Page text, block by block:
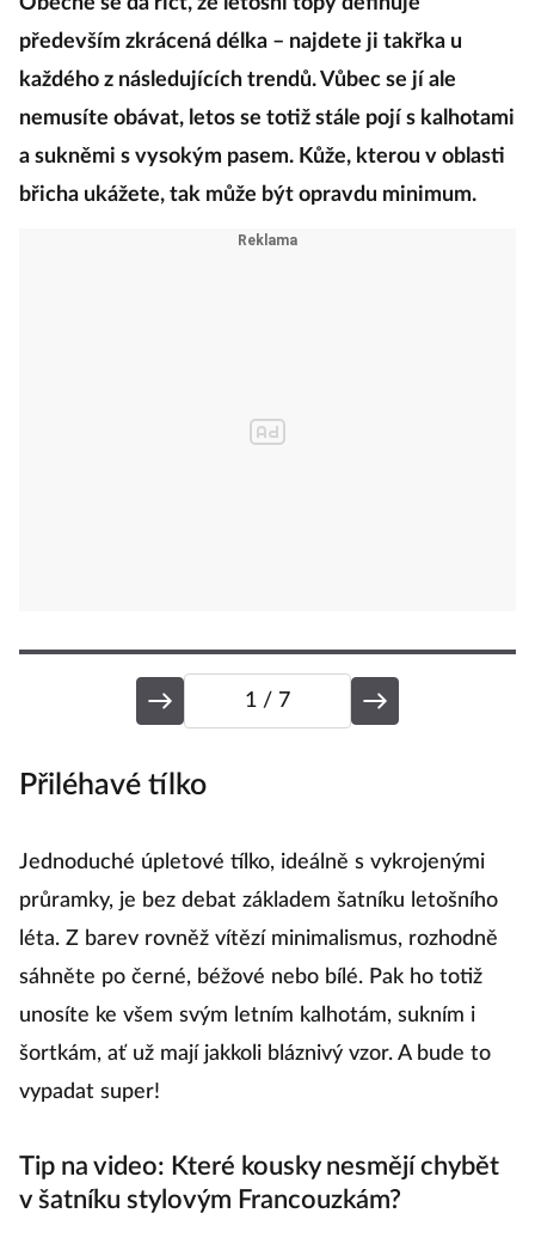
především zkrácená délka – najdete ji takřka u
každého z následujících trendů. Vůbec se jí ale
nemusíte obávat, letos se totiž stále pojí s kalhotami
a sukněmi s vysokým pasem. Kůže, kterou v oblasti
břicha ukážete, tak může být opravdu minimum.
1 / 7
Přiléhavé tílko
Jednoduché úpletové tílko, ideálně s vykrojenými
průramky, je bez debat základem šatníku letošního
léta. Z barev rovněž vítězí minimalismus, rozhodně
sáhněte po černé, béžové nebo bílé. Pak ho totiž
unosíte ke všem svým letním kalhotám, sukním i
šortkám, ať už mají jakkoli bláznivý vzor. A bude to
vypadat super!
Tip na video: Které kousky nesmějí chybět
v šatníku stylovým Francouzkám?